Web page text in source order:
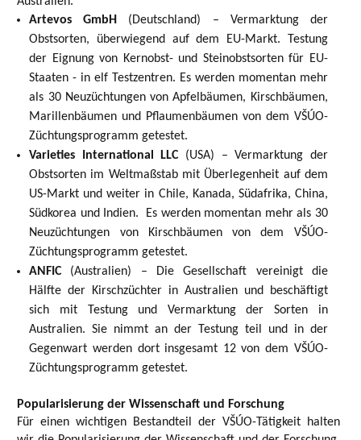
Artevos GmbH
(Deutschland) – Vermarktung der
Obstsorten, überwiegend auf dem EU-Markt. Testung
der Eignung von Kernobst- und Steinobstsorten für EU-
Staaten - in elf Testzentren. Es werden momentan mehr
als 30 Neuzüchtungen von Apfelbäumen, Kirschbäumen,
Marillenbäumen und Pflaumenbäumen von dem VŠÚO-
Züchtungsprogramm getestet.
Varieties International LLC (USA) – Vermarktung der
Obstsorten im Weltmaßstab mit Überlegenheit auf dem
US-Markt und weiter in Chile, Kanada, Südafrika, China,
Südkorea und Indien. Es werden momentan mehr als 30
Neuzüchtungen von Kirschbäumen von dem VŠÚO-
Züchtungsprogramm getestet.
ANFIC(Australien) – Die Gesellschaft vereinigt die
Hälfte der Kirschzüchter in Australien und beschäftigt
sich mit Testung und Vermarktung der Sorten in
Australien. Sie nimmt an der Testung teil und in der
Gegenwart werden dort insgesamt 12 von dem VŠÚO-
Züchtungsprogramm getestet.
Popularisierung der Wissenschaft und Forschung
Für einen wichtigen Bestandteil der VŠÚO-Tätigkeit halten